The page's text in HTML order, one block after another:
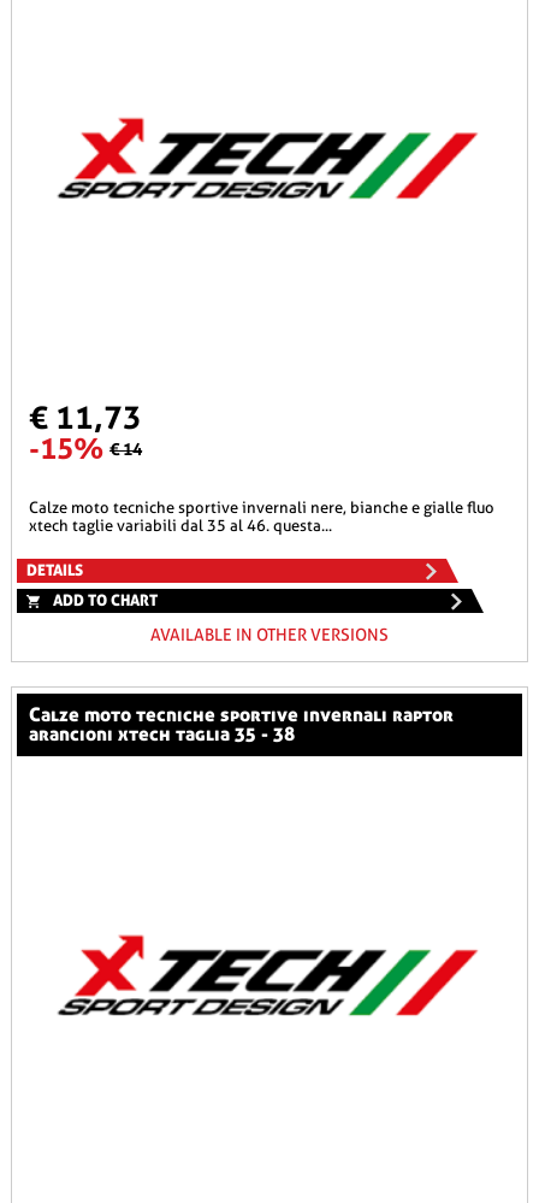
€ 11,73
-15% € 14
calze moto tecniche sportive invernali nere, bianche e gialle fluo
xtech taglie variabili dal 35 al 46. questa...
DETAILS
ADD TO CHART
AVAILABLE IN OTHER VERSIONS
calze moto tecniche sportive invernali raptor
arancioni xtech taglia 35 - 38